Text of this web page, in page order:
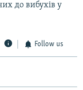
до вибухів у
Follow us